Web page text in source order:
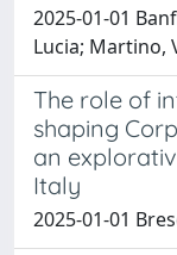
2025-01-01
Lucia; Martino,
The role of
shaping
an
Italy
2025-01-01